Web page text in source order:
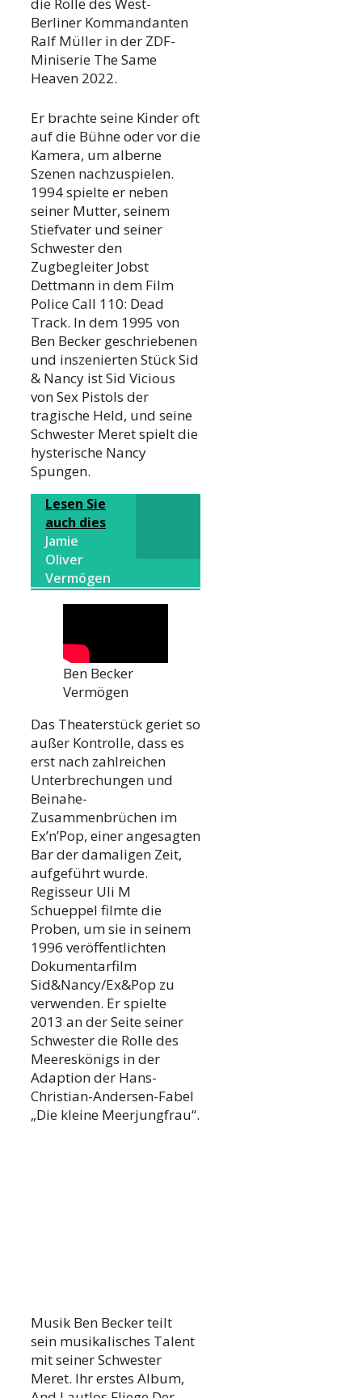
die Rolle des West-
Berliner Kommandanten
Ralf Müller in der ZDF-
Miniserie The Same
Heaven 2022.
Er brachte seine Kinder oft
auf die Bühne oder vor die
Kamera, um alberne
Szenen nachzuspielen.
1994 spielte er neben
seiner Mutter, seinem
Stiefvater und seiner
Schwester den
Zugbegleiter Jobst
Dettmann in dem Film
Police Call 110: Dead
Track. In dem 1995 von
Ben Becker geschriebenen
und inszenierten Stück Sid
& Nancy ist Sid Vicious
von Sex Pistols der
tragische Held, und seine
Schwester Meret spielt die
hysterische Nancy
Spungen.
Lesen Sie
auch dies
Jamie
Oliver
Vermögen
Ben Becker
Vermögen
Das Theaterstück geriet so
außer Kontrolle, dass es
erst nach zahlreichen
Unterbrechungen und
Beinahe-
Zusammenbrüchen im
Ex’n’Pop, einer angesagten
Bar der damaligen Zeit,
aufgeführt wurde.
Regisseur Uli M
Schueppel filmte die
Proben, um sie in seinem
1996 veröffentlichten
Dokumentarfilm
Sid&Nancy/Ex&Pop zu
verwenden. Er spielte
2013 an der Seite seiner
Schwester die Rolle des
Meereskönigs in der
Adaption der Hans-
Christian-Andersen-Fabel
„Die kleine Meerjungfrau“.
Musik Ben Becker teilt
sein musikalisches Talent
mit seiner Schwester
Meret. Ihr erstes Album,